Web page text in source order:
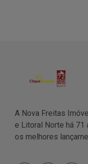
A Nova Freitas
e Litoral Norte há 71
os melhores